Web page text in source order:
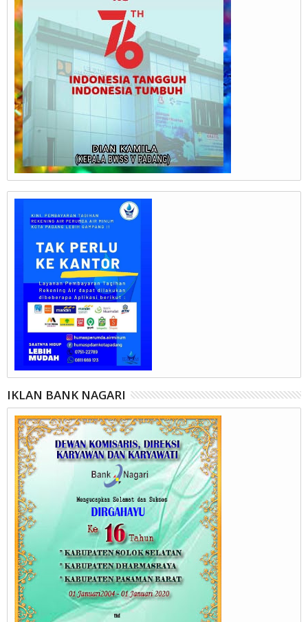
IKLAN BANK NAGARI